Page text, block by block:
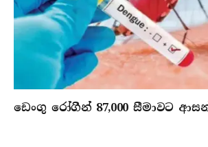
ඩෙංගු රෝගීන් 87,000 සීමාවට